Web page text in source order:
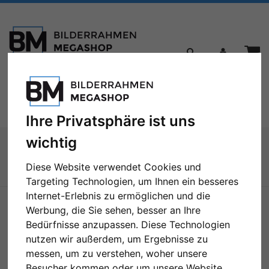
Ihre Privatsphäre ist uns
wichtig
Diese Website verwendet Cookies und
Targeting Technologien, um Ihnen ein besseres
Internet-Erlebnis zu ermöglichen und die
Werbung, die Sie sehen, besser an Ihre
Bedürfnisse anzupassen. Diese Technologien
nutzen wir außerdem, um Ergebnisse zu
messen, um zu verstehen, woher unsere
Toggle
navigation
Menü
Sie sind hier: Bilderrahmen
3er Galerierahmen Lund in 20x60 cm für 10x15